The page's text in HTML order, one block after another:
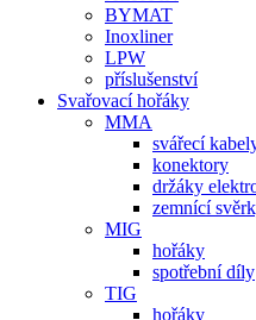
BYMAT
Inoxliner
LPW
příslušenství
Svařovací hořáky
MMA
svářecí
konektory
držáky
zemnící
MIG
hořáky
spotřební díly
TIG
hořáky